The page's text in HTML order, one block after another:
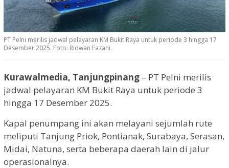
PT Pelni merilis jadwal pelayaran KM Bukit Raya untuk periode 3 hingga 17
Desember 2025. Foto: Ridwan Fazani.
Kurawalmedia, Tanjungpinang – PT Pelni merilis
jadwal pelayaran KM Bukit Raya untuk periode 3
hingga 17 Desember 2025.
Kapal penumpang ini akan melayani sejumlah rute
meliputi Tanjung Priok, Pontianak, Surabaya, Serasan,
Midai, Natuna, serta beberapa daerah lain di jalur
operasionalnya.